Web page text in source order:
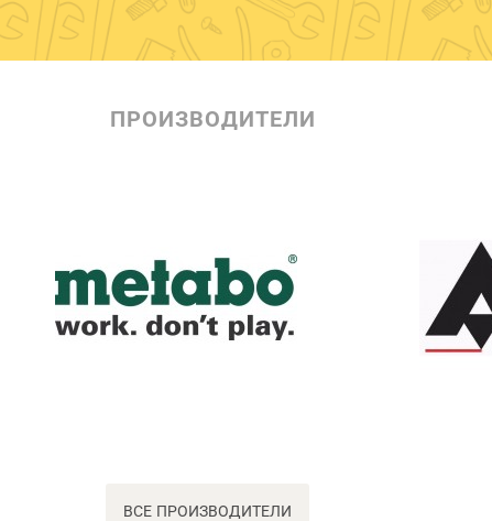
ПРОИЗВОДИТЕЛИ
ВСЕ ПРОИЗВОДИТЕЛИ